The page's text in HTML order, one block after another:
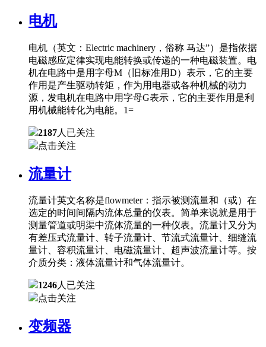
电机
电机（英文：Electric machinery，俗称 马达”）是指依据
电磁感应定律实现电能转换或传递的一种电磁装置。电
机在电路中是用字母M（旧标准用D）表示，它的主要
作用是产生驱动转矩，作为用电器或各种机械的动力
源，发电机在电路中用字母G表示，它的主要作用是利
用机械能转化为电能。1=
2187人已关注
点击关注
流量计
流量计英文名称是flowmeter：指示被测流量和（或）在
选定的时间间隔内流体总量的仪表。简单来说就是用于
测量管道或明渠中流体流量的一种仪表。流量计又分为
有差压式流量计、转子流量计、节流式流量计、细缝流
量计、容积流量计、电磁流量计、超声波流量计等。按
介质分类：液体流量计和气体流量计。
1246人已关注
点击关注
变频器